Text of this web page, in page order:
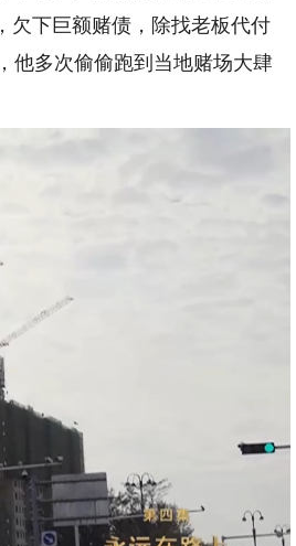
欠下巨额赌债，除找老板代付
他多次偷偷跑到当地赌场大肆